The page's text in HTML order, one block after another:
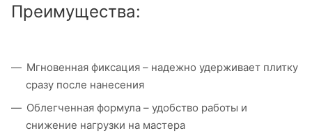
Преимущества:
Мгновенная фиксация – надежно удерживает плитку
сразу после нанесения
Облегченная формула – удобство работы и
снижение нагрузки на мастера